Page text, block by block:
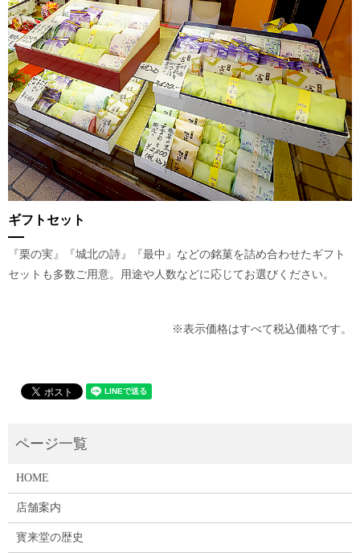
ギフトセット
『栗の実』『城北の詩』『最中』などの銘菓を詰め合わせたギフト
セットも多数ご用意。用途や人数などに応じてお選びください。
※表示価格はすべて税込価格です。
HOME
店舗案内
寳来堂の歴史